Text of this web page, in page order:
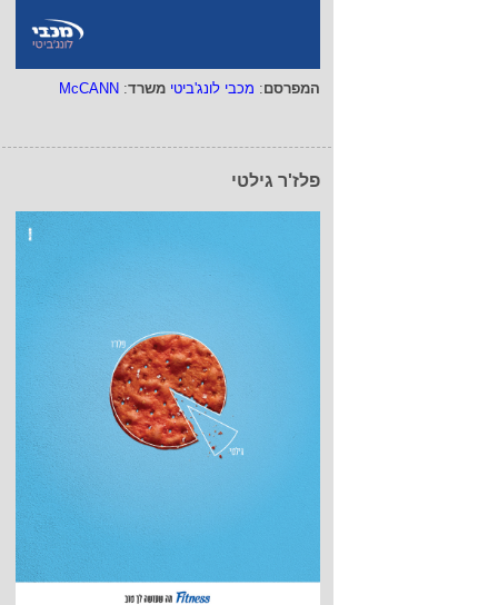
המפרסם: מכבי לונג'ביטי משרד:
McCANN
פלז'ר גילטי